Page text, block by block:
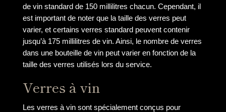
de vin standard de 150 millilitres chacun. Cependant, il
est important de noter que la taille des verres peut
varier, et certains verres standard peuvent contenir
jusqu’à 175 millilitres de vin. Ainsi, le nombre de verres
dans une bouteille de vin peut varier en fonction de la
taille des verres utilisés lors du service.
Verres à vin
Les verres à vin sont spécialement conçus pour